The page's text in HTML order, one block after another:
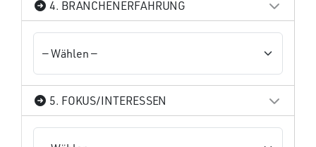
4. BRANCHENERFAHRUNG
5. FOKUS/INTERESSEN